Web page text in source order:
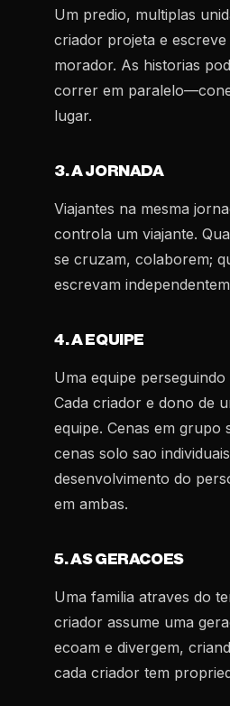
Um predio, multiplas
criador projeta e
morador. As historias
correr em
lugar.
3. A JORNADA
Viajantes na mesma
controla um viajante.
se cruzam, colaborem;
escrevam
4. A EQUIPE
Uma equipe
Cada criador e dono de
equipe. Cenas em grupo
cenas solo sao
desenvolvimento do
em ambas.
5. AS GERACOES
Uma familia atraves do
criador assume uma
ecoam e divergem,
cada criador tem